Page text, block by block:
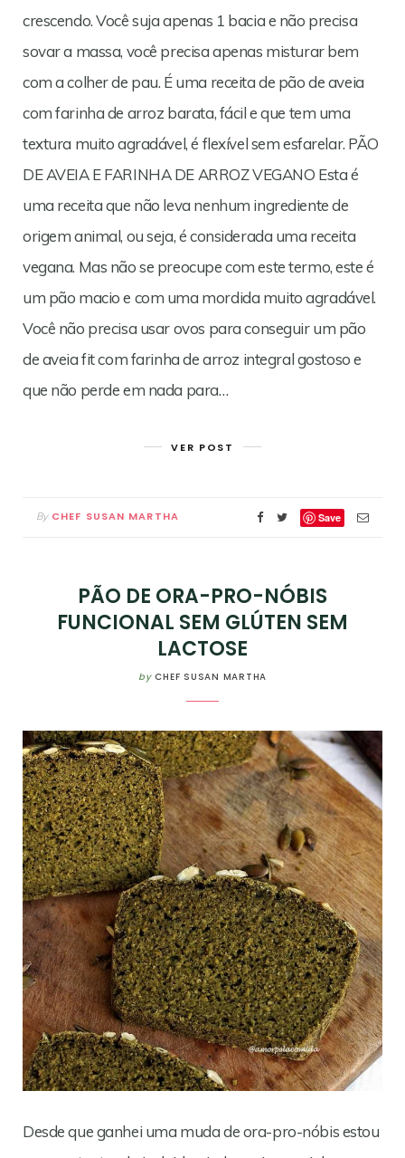
crescendo. Você suja apenas 1 bacia e não precisa
sovar a massa, você precisa apenas misturar bem
com a colher de pau. É uma receita de pão de aveia
com farinha de arroz barata, fácil e que tem uma
textura muito agradável, é flexível sem esfarelar. PÃO
DE AVEIA E FARINHA DE ARROZ VEGANO Esta é
uma receita que não leva nenhum ingrediente de
origem animal, ou seja, é considerada uma receita
vegana. Mas não se preocupe com este termo, este é
um pão macio e com uma mordida muito agradável.
Você não precisa usar ovos para conseguir um pão
de aveia fit com farinha de arroz integral gostoso e
que não perde em nada para…
VER POST
By CHEF SUSAN MARTHA Save
PÃO DE ORA-PRO-NÓBIS
FUNCIONAL SEM GLÚTEN SEM
LACTOSE
by CHEF SUSAN MARTHA
Desde que ganhei uma muda de ora-pro-nóbis estou